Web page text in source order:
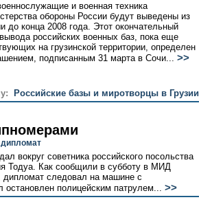
и военная техника
обороны России будут выведены из
до конца 2008 года. Этот окончательный
российских военных баз, пока еще
на грузинской территории, определен
подписанным 31 марта в Сочи... >>
Российские базы и миротворцы в Грузии
дипломат
вокруг советника российского посольства
Тодуа. Как сообщили в субботу в МИД
следовал на машине с
полицейским патрулем... >>